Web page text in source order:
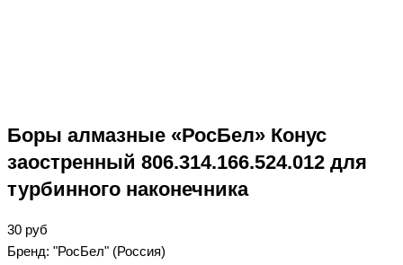
Боры алмазные «РосБел» Конус
заостренный 806.314.166.524.012 для
турбинного наконечника
30 руб
Бренд: "РосБел" (Россия)